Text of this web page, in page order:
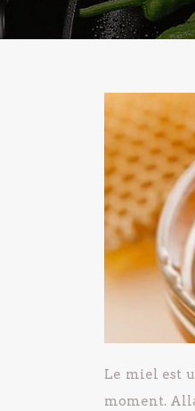
Le miel est
moment.